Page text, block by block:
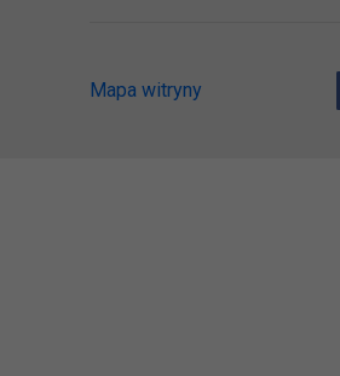
Mapa witryny